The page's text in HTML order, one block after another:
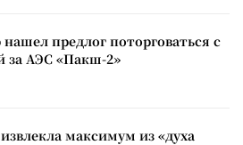
предлог поторговаться с
за АЭС «Пакш-2»
максимум из «духа